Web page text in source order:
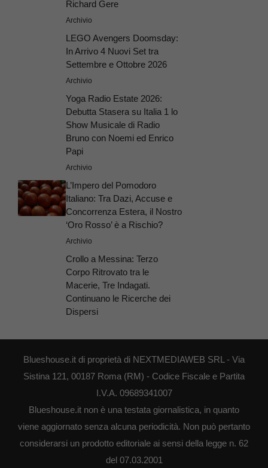
Richard Gere
Archivio
LEGO Avengers Doomsday:
In Arrivo 4 Nuovi Set tra
Settembre e Ottobre 2026
Archivio
Yoga Radio Estate 2026:
Debutta Stasera su Italia 1 lo
Show Musicale di Radio
Bruno con Noemi ed Enrico
Papi
Archivio
L’Impero del Pomodoro
Italiano: Tra Dazi, Accuse e
Concorrenza Estera, il Nostro
‘Oro Rosso’ è a Rischio?
Archivio
Crollo a Messina: Terzo
Corpo Ritrovato tra le
Macerie, Tre Indagati.
Continuano le Ricerche dei
Dispersi
Blueshouse.it di proprietà di NEXTMEDIAWEB SRL - Via
Sistina 121, 00187 Roma (RM) - Codice Fiscale e Partita
I.V.A. 09689341007
Blueshouse.it non è una testata giornalistica, in quanto
viene aggiornato senza alcuna periodicità. Non può pertanto
considerarsi un prodotto editoriale ai sensi della legge n. 62
del 07.03.2001